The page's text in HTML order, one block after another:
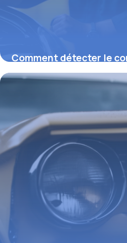
Comment détecter le
de complaisance et ses